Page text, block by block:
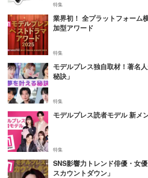
特集
業界初！ 全プラットフォーム
加型アワード
特集
モデルプレス独自取材！著名
秘訣」
特集
モデルプレス読者モデル 新メ
特集
SNS影響力トレンド俳優・女
スカウントダウン」